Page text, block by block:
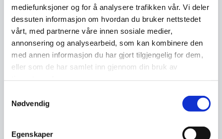
mediefunksjoner og for å analysere trafikken vår. Vi deler
dessuten informasjon om hvordan du bruker nettstedet
vårt, med partnerne våre innen sosiale medier,
annonsering og analysearbeid, som kan kombinere den
med annen informasjon du har gjort tilgjengelig for dem,
eller som de har samlet inn gjennom din bruk av
Nødvendig
Egenskaper